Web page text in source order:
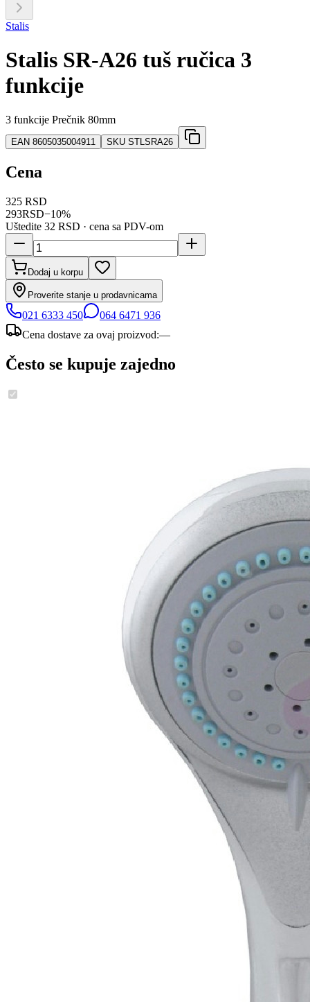
Stalis
Stalis SR-A26 tuš ručica 3
funkcije
3 funkcije Prečnik 80mm
EAN 8605035004911 SKU STLSRA26
Cena
325 RSD
293RSD−10%
Uštedite 32 RSD · cena sa PDV-om
Dodaj u korpu
Proverite stanje u prodavnicama
021 6333 450
064 6471 936
Cena dostave za ovaj proizvod:—
Često se kupuje zajedno